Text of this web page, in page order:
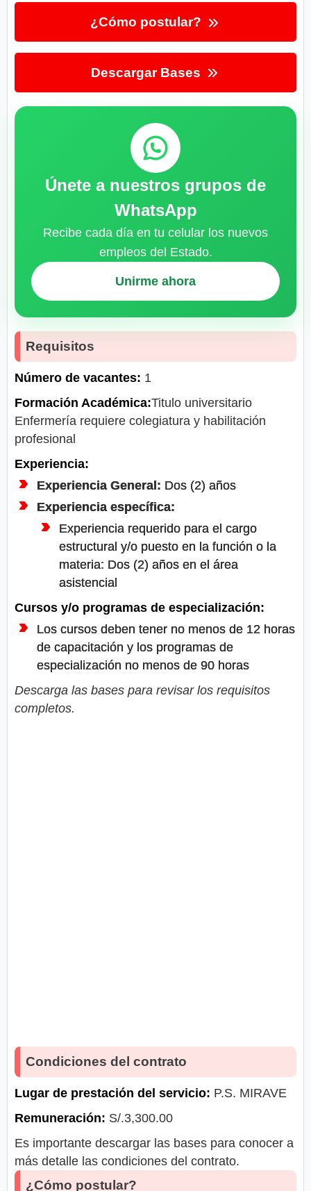
¿Cómo postular?
Descargar Bases
Únete a nuestros grupos de
WhatsApp
Recibe cada día en tu celular los nuevos
empleos del Estado.
Unirme ahora
Requisitos
Número de vacantes: 1
Formación Académica:Titulo universitario
Enfermería requiere colegiatura y habilitación
profesional
Experiencia:
Experiencia General: Dos (2) años
Experiencia específica:
Experiencia requerido para el cargo
estructural y/o puesto en la función o la
materia: Dos (2) años en el área
asistencial
Cursos y/o programas de especialización:
Los cursos deben tener no menos de 12 horas
de capacitación y los programas de
especialización no menos de 90 horas
Descarga las bases para revisar los requisitos
completos.
Condiciones del contrato
Lugar de prestación del servicio: P.S. MIRAVE
Remuneración: S/.3,300.00
Es importante descargar las bases para conocer a
más detalle las condiciones del contrato.
¿Cómo postular?